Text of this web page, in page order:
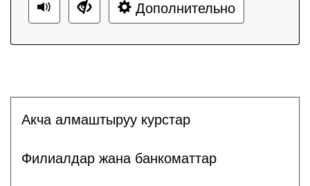
Дополнительно
Акча алмаштыруу курстар
Филиалдар жана банкоматтар